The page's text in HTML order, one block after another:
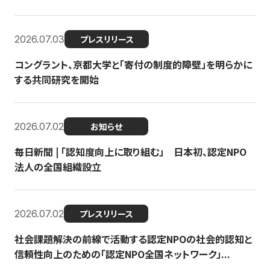
2026.07.03 プレスリリース
コングラント、京都大学と「寄付の制度的障壁」を明らかに
する共同研究を開始
2026.07.02 お知らせ
毎日新聞 | 「認知度向上に取り組む」 日本初、認定NPO
法人の全国組織設立
2026.07.02 プレスリリース
社会課題解決の前線で活動する認定NPOの社会的認知と
信頼性向上のための「認定NPO全国ネットワーク」...